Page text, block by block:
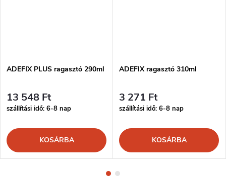
ADEFIX PLUS ragasztó 290ml
13 548 Ft
szállítási idő: 6-8 nap
KOSÁRBA
ADEFIX ragasztó 310ml
3 271 Ft
szállítási idő: 6-8 nap
KOSÁRBA